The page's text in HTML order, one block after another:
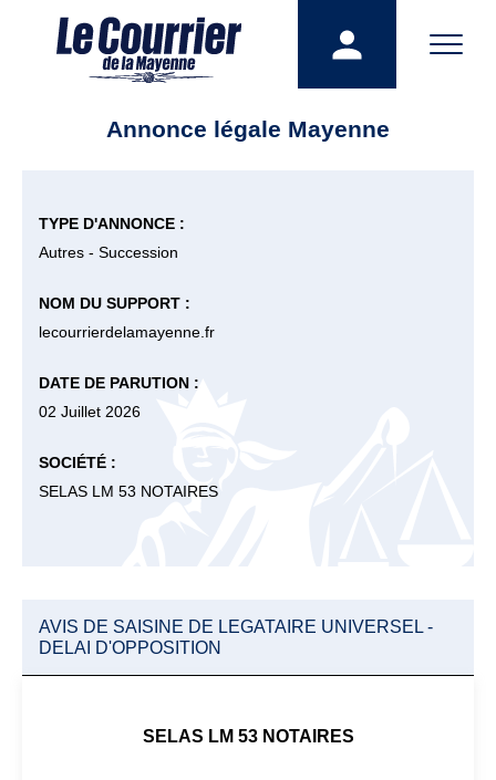
Annonce légale Mayenne
TYPE D'ANNONCE :
Autres - Succession
NOM DU SUPPORT :
lecourrierdelamayenne.fr
DATE DE PARUTION :
02 Juillet 2026
SOCIÉTÉ :
SELAS LM 53 NOTAIRES
AVIS DE SAISINE DE LEGATAIRE UNIVERSEL -
DELAI D'OPPOSITION
SELAS LM 53 NOTAIRES